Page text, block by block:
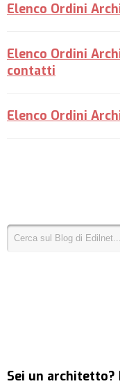
Elenco Ordini
Elenco Ordini
contatti
Elenco Ordini
Sei un architetto?